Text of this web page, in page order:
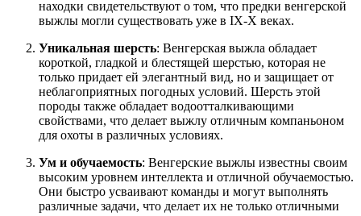
находки свидетельствуют о том, что предки венгерской
выжлы могли существовать уже в IX-X веках.
Уникальная шерсть: Венгерская выжла обладает
короткой, гладкой и блестящей шерстью, которая не
только придает ей элегантный вид, но и защищает от
неблагоприятных погодных условий. Шерсть этой
породы также обладает водоотталкивающими
свойствами, что делает выжлу отличным компаньоном
для охоты в различных условиях.
Ум и обучаемость: Венгерские выжлы известны своим
высоким уровнем интеллекта и отличной обучаемостью.
Они быстро усваивают команды и могут выполнять
различные задачи, что делает их не только отличными